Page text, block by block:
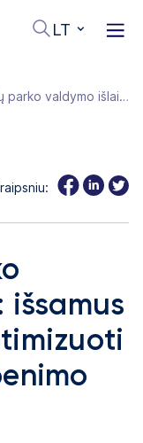
LT
Automobilių parko valdymo išlaidos: išsamus vadovas, kaip optimizuoti jūsų krovinių gabenimo verslą